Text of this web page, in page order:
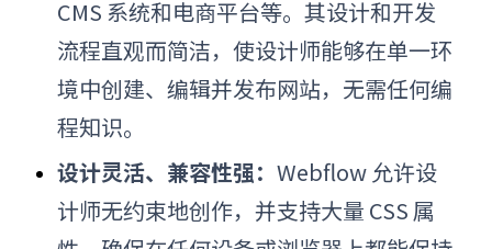
CMS 系统和电商平台等。其设计和开发
流程直观而简洁，使设计师能够在单一环
境中创建、编辑并发布网站，无需任何编
程知识。
设计灵活、兼容性强： Webflow 允许设
计师无约束地创作，并支持大量 CSS 属